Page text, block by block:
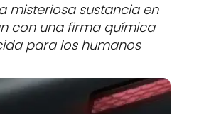
misteriosa sustancia en
con una firma química
para los humanos